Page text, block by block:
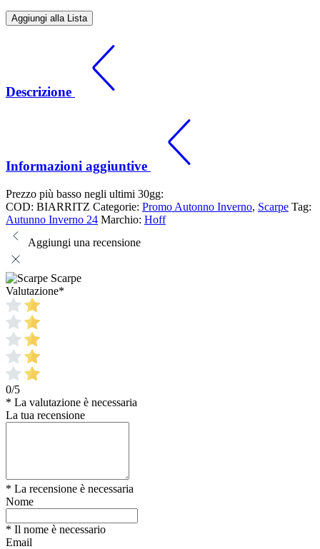
Aggiungi alla Lista
Descrizione
Informazioni aggiuntive
Prezzo più basso negli ultimi 30gg:
COD: BIARRITZ Categorie: Promo Autonno Inverno, Scarpe Tag:
Autunno Inverno 24 Marchio: Hoff
Aggiungi una recensione
Scarpe
Valutazione*
0/5
* La valutazione è necessaria
La tua recensione
* La recensione è necessaria
Nome
* Il nome è necessario
Email